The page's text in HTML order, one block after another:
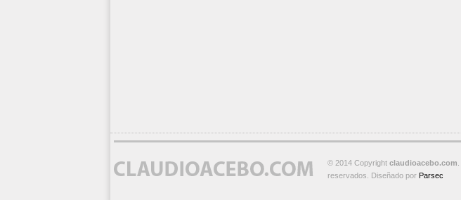
© 2014 Copyright claudioacebo.com
reservados. Diseñado por Parsec